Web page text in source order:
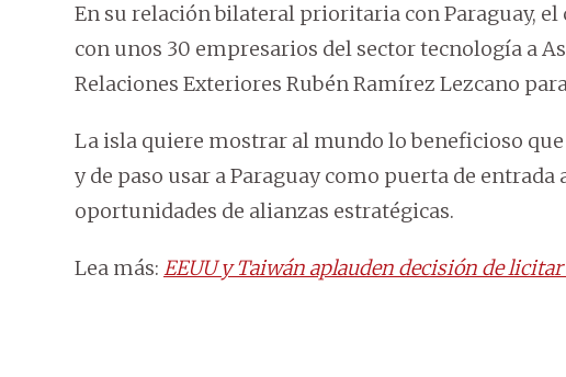
En su relación bilateral prioritaria con Paraguay,
con unos 30 empresarios del sector tecnología a
Relaciones Exteriores Rubén Ramírez Lezcano
La isla quiere mostrar al mundo lo beneficioso
y de paso usar a Paraguay como puerta de entrada
oportunidades de alianzas estratégicas.
Lea más: EEUU y Taiwán aplauden decisión de